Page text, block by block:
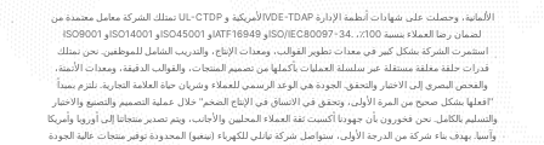
تمتلك الشركة معامل معتمدة من UL-CTDP الأمريكية وVDE-TDAP الألمانية، وحصلت على شهادات أنظمة الإدارة
ISO9001 وISO14001 وISO45001 وIATF16949 وISO/IEC80097-34. لضمان رضا العملاء بنسبة 100٪،
استثمرت الشركة بشكل كبير في معدات تطوير القوالب، ومعدات الإنتاج، والتدريب الشامل للموظفين. نحن نمتلك
قدرات حلقة مغلقة مستقلة عبر سلسلة العمليات بأكملها من تصميم المنتجات، والقوالب الدقيقة، ومعدات الأتمتة،
والفحص البصري إلى الاختبار والتحقق. الجودة هي الوعد الرسمي للعملاء وشريان حياة العلامة التجارية. نلتزم بمبدأ
"افعلها بشكل صحيح من المرة الأولى، وتحقق في الاتساق في الإنتاج الضخم" خلال عملية التصميم والتصنيع والاختبار
والتسليم بالكامل. نحن فخورون بأن جهودنا أكسبت ثقة العملاء المحليين والأجانب، ويتم تصدير منتجاتنا إلى أوروبا وأمريكا
وآسيا. بهدف بناء شركة من الدرجة الأولى، ستواصل شركة تيانلي للكهرباء (نينغبو) المحدودة توفير منتجات عالية الجودة